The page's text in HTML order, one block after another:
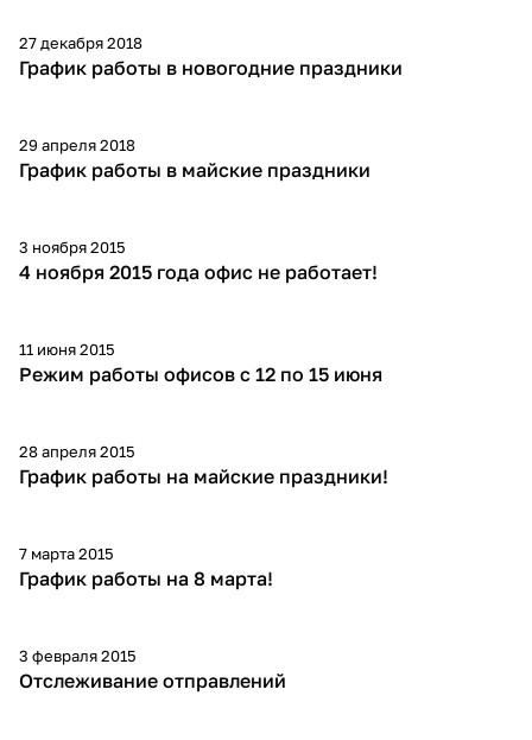
27 декабря 2018
График работы в новогодние праздники
29 апреля 2018
График работы в майские праздники
3 ноября 2015
4 ноября 2015 года офис не работает!
11 июня 2015
Режим работы офисов с 12 по 15 июня
28 апреля 2015
График работы на майские праздники!
7 марта 2015
График работы на 8 марта!
3 февраля 2015
Отслеживание отправлений